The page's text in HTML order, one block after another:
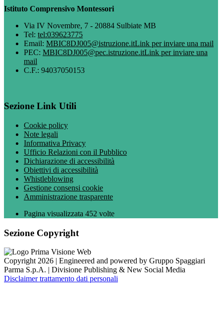
Istituto Comprensivo Montessori
Via IV Novembre, 7 - 20884 Sulbiate MB
Tel: tel:039623775
Email: MBIC8DJ005@istruzione.itLink per inviare una mail
PEC: MBIC8DJ005@pec.istruzione.itLink per inviare una
mail
C.F.: 94037050153
Sezione Link Utili
Cookie policy
Note legali
Informativa Privacy
Ufficio Relazioni con il Pubblico
Dichiarazione di accessibilità
Obiettivi di accessibilità
Whistleblowing
Gestione consensi cookie
Amministrazione trasparente
Pagina visualizzata 452 volte
Sezione Copyright
Copyright 2026 | Engineered and powered by Gruppo Spaggiari
Parma S.p.A. | Divisione Publishing & New Social Media
Disclaimer trattamento dati personali